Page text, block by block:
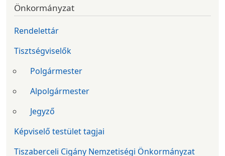
Önkormányzat
Rendelettár
Tisztségviselők
Polgármester
Alpolgármester
Jegyző
Képviselő testület tagjai
Tiszaberceli Cigány Nemzetiségi Önkormányzat